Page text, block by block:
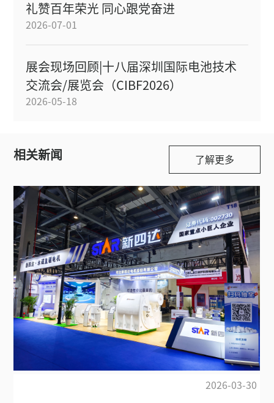
礼赞百年荣光 同心跟党奋进
2026-07-01
展会现场回顾|十八届深圳国际电池技术
交流会/展览会（CIBF2026）
2026-05-18
相关新闻 了解更多
2025-